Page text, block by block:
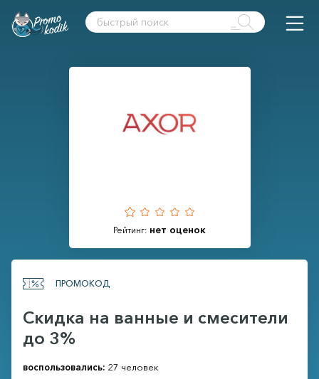
Рейтинг: нет оценок
ПРОМОКОД
Скидка на ванные и смесители
до 3%
воспользовались: 27 человек